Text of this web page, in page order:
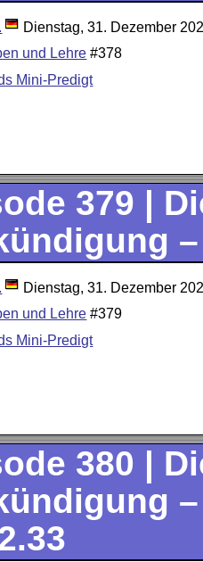
Dienstag, 31. Dezember
und Lehre #378
Mini-Predigt
379 |
Dienstag, 31. Dezember
und Lehre #379
Mini-Predigt
380 |